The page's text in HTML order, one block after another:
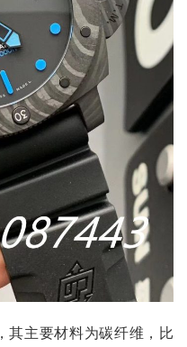
其主要材料为碳纤维，比